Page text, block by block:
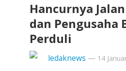
Hancurnya
dan Pengusaha
Perduli
ledaknews — 14